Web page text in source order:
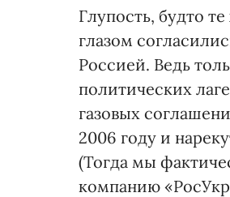
Глупость, будто
глазом
Россией. Ведь
политических
газовых
2006 году и
(Тогда мы
компанию